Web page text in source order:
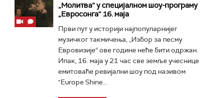
„Молитва“ у специјалном шоу-програму
„Евросонга“ 16. маја
Први пут у историји најпопуларнијег
музичког такмичења, „Избор за песму
Евровизије“ ове године неће бити одржан.
Ипак, 16. маја у 21 час све земље учеснице
емитоваће ревијални шоу под називом
"Europe Shine...